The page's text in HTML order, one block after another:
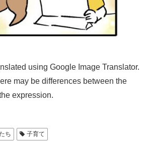
using Google Image Translator.
may be differences between the
expression.
ち 子育て